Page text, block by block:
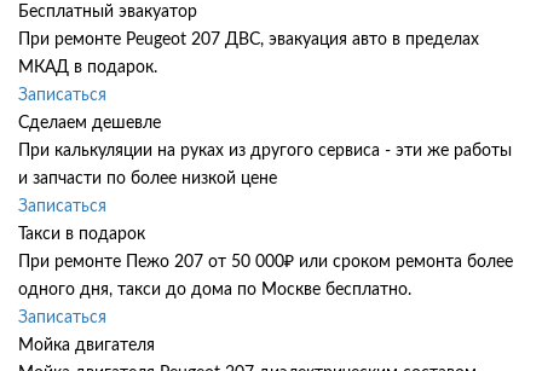
Бесплатный эвакуатор
При ремонте Peugeot 207 ДВС, эвакуация авто в пределах
МКАД в подарок.
Записаться
Сделаем дешевле
При калькуляции на руках из другого сервиса - эти же работы
и запчасти по более низкой цене
Записаться
Такси в подарок
При ремонте Пежо 207 от 50 000₽ или сроком ремонта более
одного дня, такси до дома по Москве бесплатно.
Записаться
Мойка двигателя